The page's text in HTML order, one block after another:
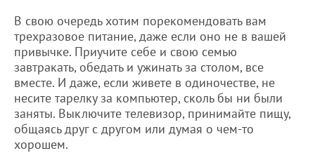
В свою очередь хотим порекомендовать вам
трехразовое питание, даже если оно не в вашей
привычке. Приучите себе и свою семью
завтракать, обедать и ужинать за столом, все
вместе. И даже, если живете в одиночестве, не
несите тарелку за компьютер, сколь бы ни были
заняты. Выключите телевизор, принимайте пищу,
общаясь друг с другом или думая о чем-то
хорошем.